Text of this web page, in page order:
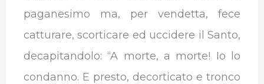
paganesimo ma, per vendetta, fece
catturare, scorticare ed uccidere il Santo,
decapitandolo: “A morte, a morte! Io lo
condanno. E presto, decorticato e tronco